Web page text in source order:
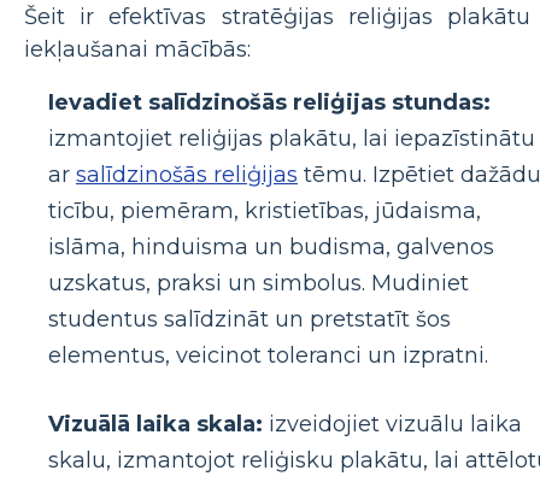
Šeit ir efektīvas stratēģijas reliģijas plakātu
iekļaušanai mācībās:
Ievadiet salīdzinošās reliģijas stundas:
izmantojiet reliģijas plakātu, lai iepazīstinātu
ar salīdzinošās reliģijas tēmu. Izpētiet dažādu
ticību, piemēram, kristietības, jūdaisma,
islāma, hinduisma un budisma, galvenos
uzskatus, praksi un simbolus. Mudiniet
studentus salīdzināt un pretstatīt šos
elementus, veicinot toleranci un izpratni.
Vizuālā laika skala: izveidojiet vizuālu laika
skalu, izmantojot reliģisku plakātu, lai